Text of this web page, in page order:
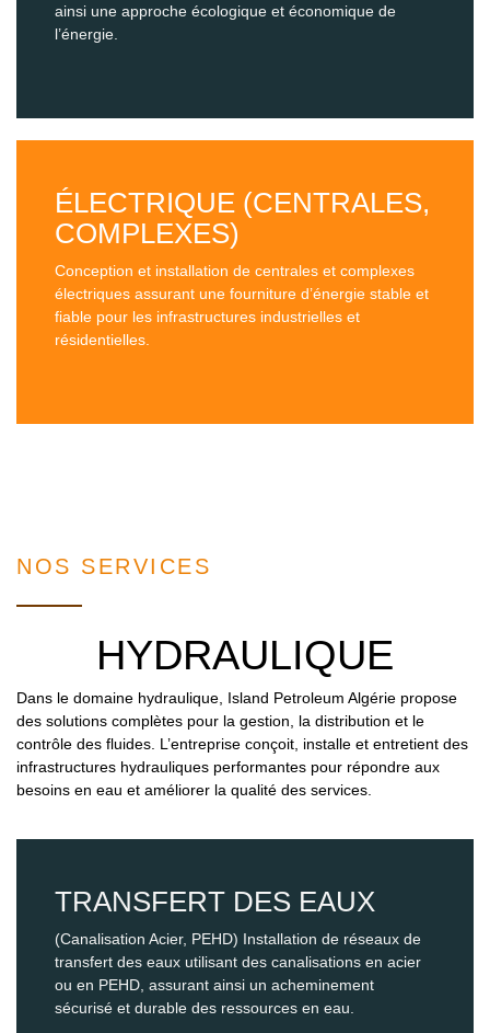
ainsi une approche écologique et économique de
l’énergie.
ÉLECTRIQUE (CENTRALES,
COMPLEXES)
Conception et installation de centrales et complexes
électriques assurant une fourniture d’énergie stable et
fiable pour les infrastructures industrielles et
résidentielles.
NOS SERVICES
HYDRAULIQUE
Dans le domaine hydraulique, Island Petroleum Algérie propose
des solutions complètes pour la gestion, la distribution et le
contrôle des fluides. L’entreprise conçoit, installe et entretient des
infrastructures hydrauliques performantes pour répondre aux
besoins en eau et améliorer la qualité des services.
TRANSFERT DES EAUX
(Canalisation Acier, PEHD) Installation de réseaux de
transfert des eaux utilisant des canalisations en acier
ou en PEHD, assurant ainsi un acheminement
sécurisé et durable des ressources en eau.